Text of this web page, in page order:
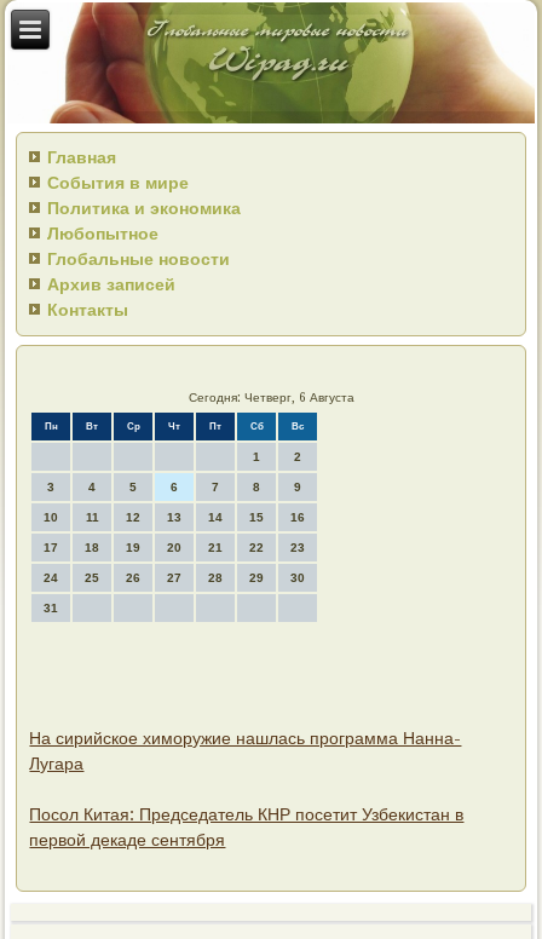
Главная
События в мире
Политика и экономика
Любопытное
Глобальные новости
Архив записей
Контакты
Сегодня: Четверг, 6 Августа
Пн Вт Ср Чт Пт Сб Вс
1 2
3 4 5 6 7 8 9
10 11 12 13 14 15 16
17 18 19 20 21 22 23
24 25 26 27 28 29 30
31
На сирийское химоружие нашлась программа Нанна-
Лугара
Посол Китая: Председатель КНР посетит Узбекистан в
первой декаде сентября